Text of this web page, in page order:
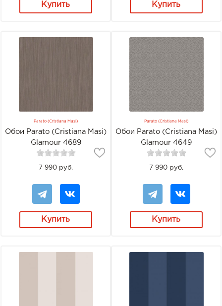
Купить Купить
Parato (Cristiana Masi)
Обои Parato (Cristiana Masi)
Glamour 4689
7 990 руб.
Купить
Parato (Cristiana Masi)
Обои Parato (Cristiana Masi)
Glamour 4649
7 990 руб.
Купить